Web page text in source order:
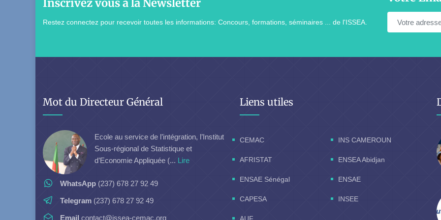
Restez connectez pour recevoir toutes les informations: Concours, formations, séminaires ... de l'ISSEA.
Mot du Directeur Général
Ecole au service de l’intégration, l’Institut
Sous-régional de Statistique et
d’Economie Appliquée (... Lire
WhatsApp (237) 678 27 92 49
Telegram (237) 678 27 92 49
Email contact@issea-cemac.org
Liens utiles
CEMAC INS CAMEROUN
AFRISTAT ENSEA Abidjan
ENSAE Sénégal ENSAE
CAPESA INSEE